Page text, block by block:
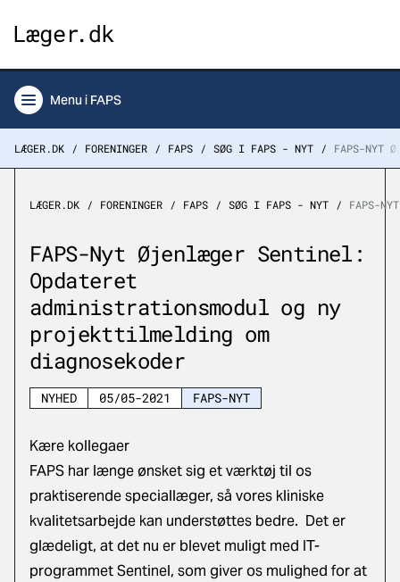
Menu i FAPS
LÆGER.DK FORENINGER FAPS SØG I FAPS - NYT FAPS-NYT
LÆGER.DK FORENINGER FAPS SØG I FAPS - NYT FAPS-
FAPS-Nyt Øjenlæger Sentinel:
Opdateret
administrationsmodul og ny
projekttilmelding om
diagnosekoder
NYHED 05/05-2021 FAPS-NYT
Kære kollegaer
FAPS har længe ønsket sig et værktøj til os
praktiserende speciallæger, så vores kliniske
kvalitetsarbejde kan understøttes bedre. Det er
glædeligt, at det nu er blevet muligt med IT-
programmet Sentinel, som giver os mulighed for at